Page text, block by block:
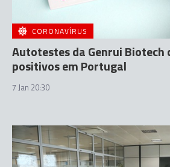
CORONAVÍRUS
Autotestes da Genrui Biotech
positivos em Portugal
7 Jan 20:30